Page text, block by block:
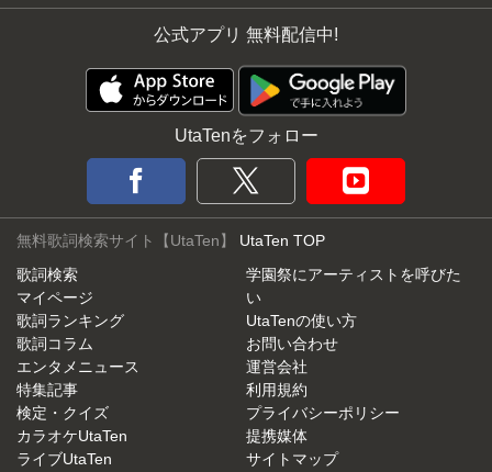
公式アプリ 無料配信中!
UtaTenをフォロー
無料歌詞検索サイト【UtaTen】 UtaTen TOP
歌詞検索
マイページ
歌詞ランキング
歌詞コラム
エンタメニュース
特集記事
検定・クイズ
カラオケUtaTen
ライブUtaTen
学園祭にアーティストを呼びた
い
UtaTenの使い方
お問い合わせ
運営会社
利用規約
プライバシーポリシー
提携媒体
サイトマップ